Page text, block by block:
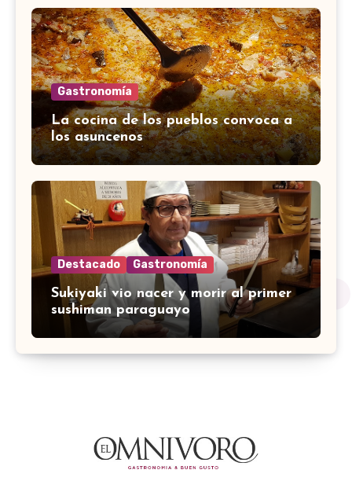
Gastronomía
La cocina de los pueblos convoca a
los asuncenos
Destacado Gastronomía
Sukiyaki vio nacer y morir al primer
sushiman paraguayo